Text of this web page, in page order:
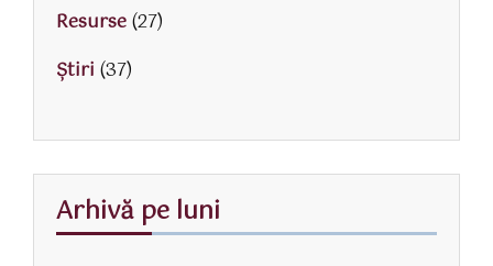
Resurse(27)
Știri (37)
Arhivă pe luni